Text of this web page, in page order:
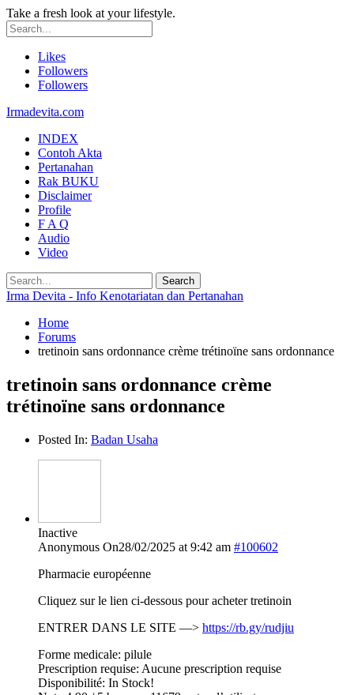
Take a fresh look at your lifestyle.
Likes
Followers
Followers
Irmadevita.com
INDEX
Contoh Akta
Pertanahan
Rak BUKU
Disclaimer
Profile
F A Q
Audio
Video
Irma Devita - Info Kenotariatan dan Pertanahan
Home
Forums
tretinoin sans ordonnance crème trétinoïne sans ordonnance
tretinoin sans ordonnance crème
trétinoïne sans ordonnance
Posted In: Badan Usaha
Inactive
Anonymous On28/02/2025 at 9:42 am #100602
Pharmacie européenne
Cliquez sur le lien ci-dessous pour acheter tretinoin
ENTRER DANS LE SITE —> https://rb.gy/rudjiu
Forme medicale: pilule
Prescription requise: Aucune prescription requise
Disponibilité: In Stock!